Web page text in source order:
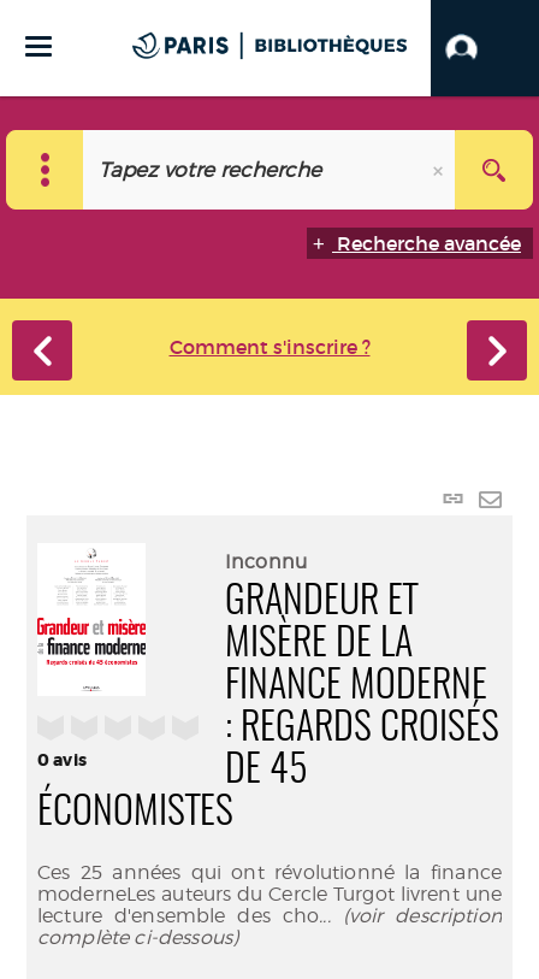
Recherche avancée
Comment s'inscrire ?
Lien
0avis
Inconnu
GRANDEUR ET
MISÈRE DE LA
FINANCE MODERNE
: REGARDS CROISÉS
DE 45
ÉCONOMISTES
Ces 25 années qui ont révolutionné la finance
moderneLes auteurs du Cercle Turgot livrent une
lecture d'ensemble des cho... (voir description
complète ci-dessous)